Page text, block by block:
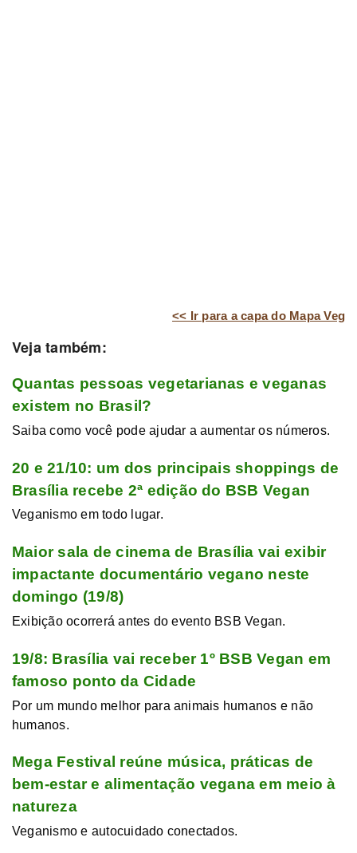
<< Ir para a capa do Mapa Veg
Veja também:
Quantas pessoas vegetarianas e veganas
existem no Brasil?
Saiba como você pode ajudar a aumentar os números.
20 e 21/10: um dos principais shoppings de
Brasília recebe 2ª edição do BSB Vegan
Veganismo em todo lugar.
Maior sala de cinema de Brasília vai exibir
impactante documentário vegano neste
domingo (19/8)
Exibição ocorrerá antes do evento BSB Vegan.
19/8: Brasília vai receber 1º BSB Vegan em
famoso ponto da Cidade
Por um mundo melhor para animais humanos e não
humanos.
Mega Festival reúne música, práticas de
bem-estar e alimentação vegana em meio à
natureza
Veganismo e autocuidado conectados.